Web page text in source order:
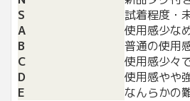
S
試着程度・
A
使用感少な
B
普通の使用
C
使用感少々
D
使用感やや
E
なんらかの